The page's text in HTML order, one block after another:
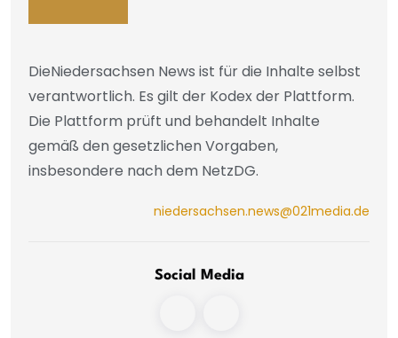
DieNiedersachsen News ist für die Inhalte selbst
verantwortlich. Es gilt der Kodex der Plattform.
Die Plattform prüft und behandelt Inhalte
gemäß den gesetzlichen Vorgaben,
insbesondere nach dem NetzDG.
niedersachsen.news@021media.de
Social Media